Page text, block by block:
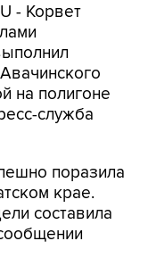
- Корвет
на полигоне
служба
поразила
крае.
составила